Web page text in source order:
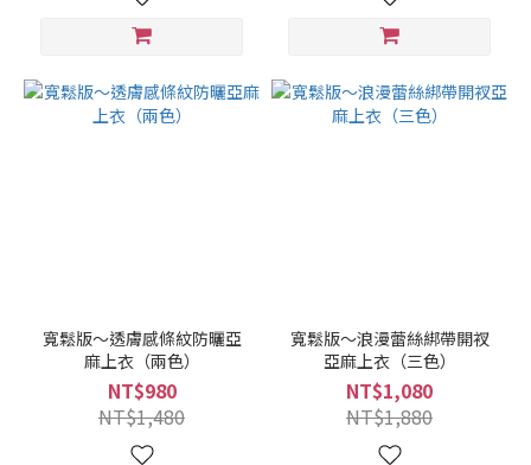
寬鬆版～透膚感條紋防曬亞
麻上衣（兩色）
NT$980
NT$1,480
寬鬆版～浪漫蕾絲綁帶開衩
亞麻上衣（三色）
NT$1,080
NT$1,880